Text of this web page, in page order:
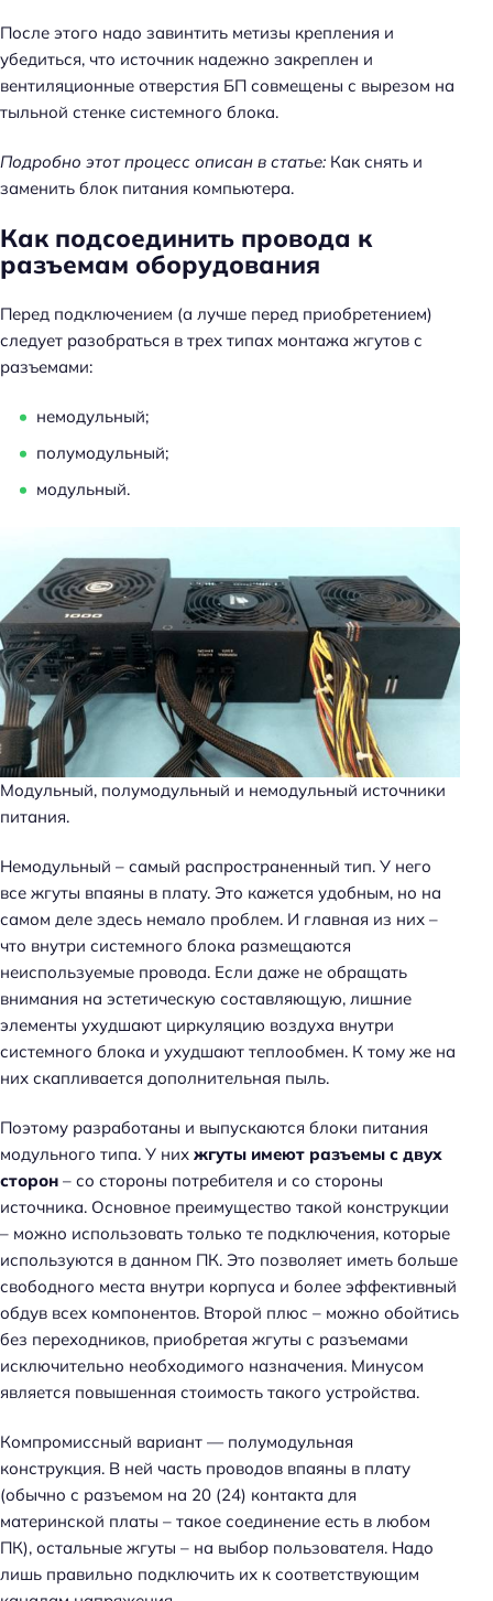
После этого надо завинтить метизы крепления и
убедиться, что источник надежно закреплен и
вентиляционные отверстия БП совмещены с вырезом на
тыльной стенке системного блока.
Подробно этот процесс описан в статье: Как снять и
заменить блок питания компьютера.
Как подсоединить провода к
разъемам оборудования
Перед подключением (а лучше перед приобретением)
следует разобраться в трех типах монтажа жгутов с
разъемами:
немодульный;
полумодульный;
модульный.
Модульный, полумодульный и немодульный источники
питания.
Немодульный – самый распространенный тип. У него
все жгуты впаяны в плату. Это кажется удобным, но на
самом деле здесь немало проблем. И главная из них –
что внутри системного блока размещаются
неиспользуемые провода. Если даже не обращать
внимания на эстетическую составляющую, лишние
элементы ухудшают циркуляцию воздуха внутри
системного блока и ухудшают теплообмен. К тому же на
них скапливается дополнительная пыль.
Поэтому разработаны и выпускаются блоки питания
модульного типа. У них жгуты имеют разъемы с двух
сторон – со стороны потребителя и со стороны
источника. Основное преимущество такой конструкции
– можно использовать только те подключения, которые
используются в данном ПК. Это позволяет иметь больше
свободного места внутри корпуса и более эффективный
обдув всех компонентов. Второй плюс – можно обойтись
без переходников, приобретая жгуты с разъемами
исключительно необходимого назначения. Минусом
является повышенная стоимость такого устройства.
Компромиссный вариант — полумодульная
конструкция. В ней часть проводов впаяны в плату
(обычно с разъемом на 20 (24) контакта для
материнской платы – такое соединение есть в любом
ПК), остальные жгуты – на выбор пользователя. Надо
лишь правильно подключить их к соответствующим
Н
а
т
и